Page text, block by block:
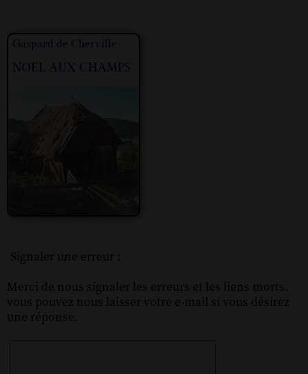
Signaler une erreur :
Merci de nous signaler les erreurs et les liens morts.
vous pouvez nous laisser votre e-mail si vous désirez
une réponse.